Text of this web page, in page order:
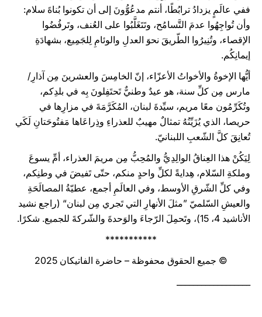
ففي عالَمٍ يزدادُ ترابُطًا، أنتم مدعُوُّونَ إلى أن تكونوا بُناةَ سلام:
وأن تُواجِهُوا عدمَ التَّسامُح، وتَتَغَلَّبُوا على العُنف، وتَرفُضُوا
الإقصاء، وتُنِيرُوا الطّريقَ نحوَ العدلِ والوئامِ لِلجَمِيع، بشهادَةِ
إيمانِكُم.
أيُّها الإخوةُ والأخواتُ الأعزّاء، إنّ الخامِسَ والعشرينَ مِن آذارِ/
مارس مِن كلِّ سنة، هو عيدٌ وطنيٌّ تَحتَفِلونَ بِه في بلدِكم،
وتُكَرِّمُون معًا مريم، سيِّدةَ لبنان، المُكَرَّمَةَ في مزارِها في
حريصا، الذي يُزَيِّنُهُ تمثالٌ مهيبٌ للعذراءِ وذِراعَاها مَفتُوحَتانِ لَكَي
تُعانِقَ كلَّ الشّعبِ اللبنانيّ.
لِيَكُنْ هذا العِناقُ الوالِدِيُّ والمُحِبُّ مِن مريمَ العذراء، أمِّ يسوعَ
وملكةِ السّلام، هِدايةً لكلِّ واحدٍ منكم، حتّى تَفيضَ في وطنِكم،
وفي كلِّ الشّرقِ الأوسط، وفي العالَمِ أجمع، عطيّةُ المصالَحَةِ
والعيشِ السّلميّ ”مثلَ الأنهارِ التي تَجري مِن لبنان“ (راجع نشيد
الأناشيد 4، 15)، وتَحمِلَ الرّجاءَ والوَحدةَ والشّركةَ للجميع. شكرًا.
***********
© جميع الحقوق محفوظة – حاضرة الفاتيكان 2025